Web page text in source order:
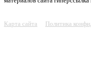
Карта сайта Политика